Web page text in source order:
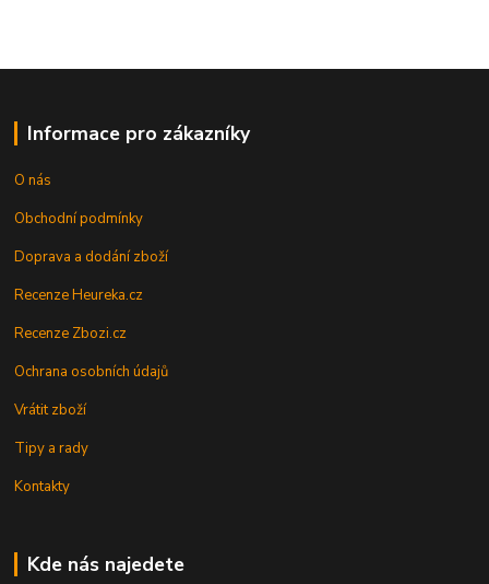
Informace pro zákazníky
O nás
Obchodní podmínky
Doprava a dodání zboží
Recenze Heureka.cz
Recenze Zbozi.cz
Ochrana osobních údajů
Vrátit zboží
Tipy a rady
Kontakty
Kde nás najedete